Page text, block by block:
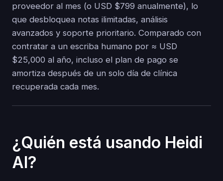
proveedor al mes (o USD $799 anualmente), lo
que desbloquea notas ilimitadas, análisis
avanzados y soporte prioritario. Comparado con
contratar a un escriba humano por ≈ USD
$25,000 al año, incluso el plan de pago se
amortiza después de un solo día de clínica
recuperada cada mes.
¿Quién está usando Heidi
AI?